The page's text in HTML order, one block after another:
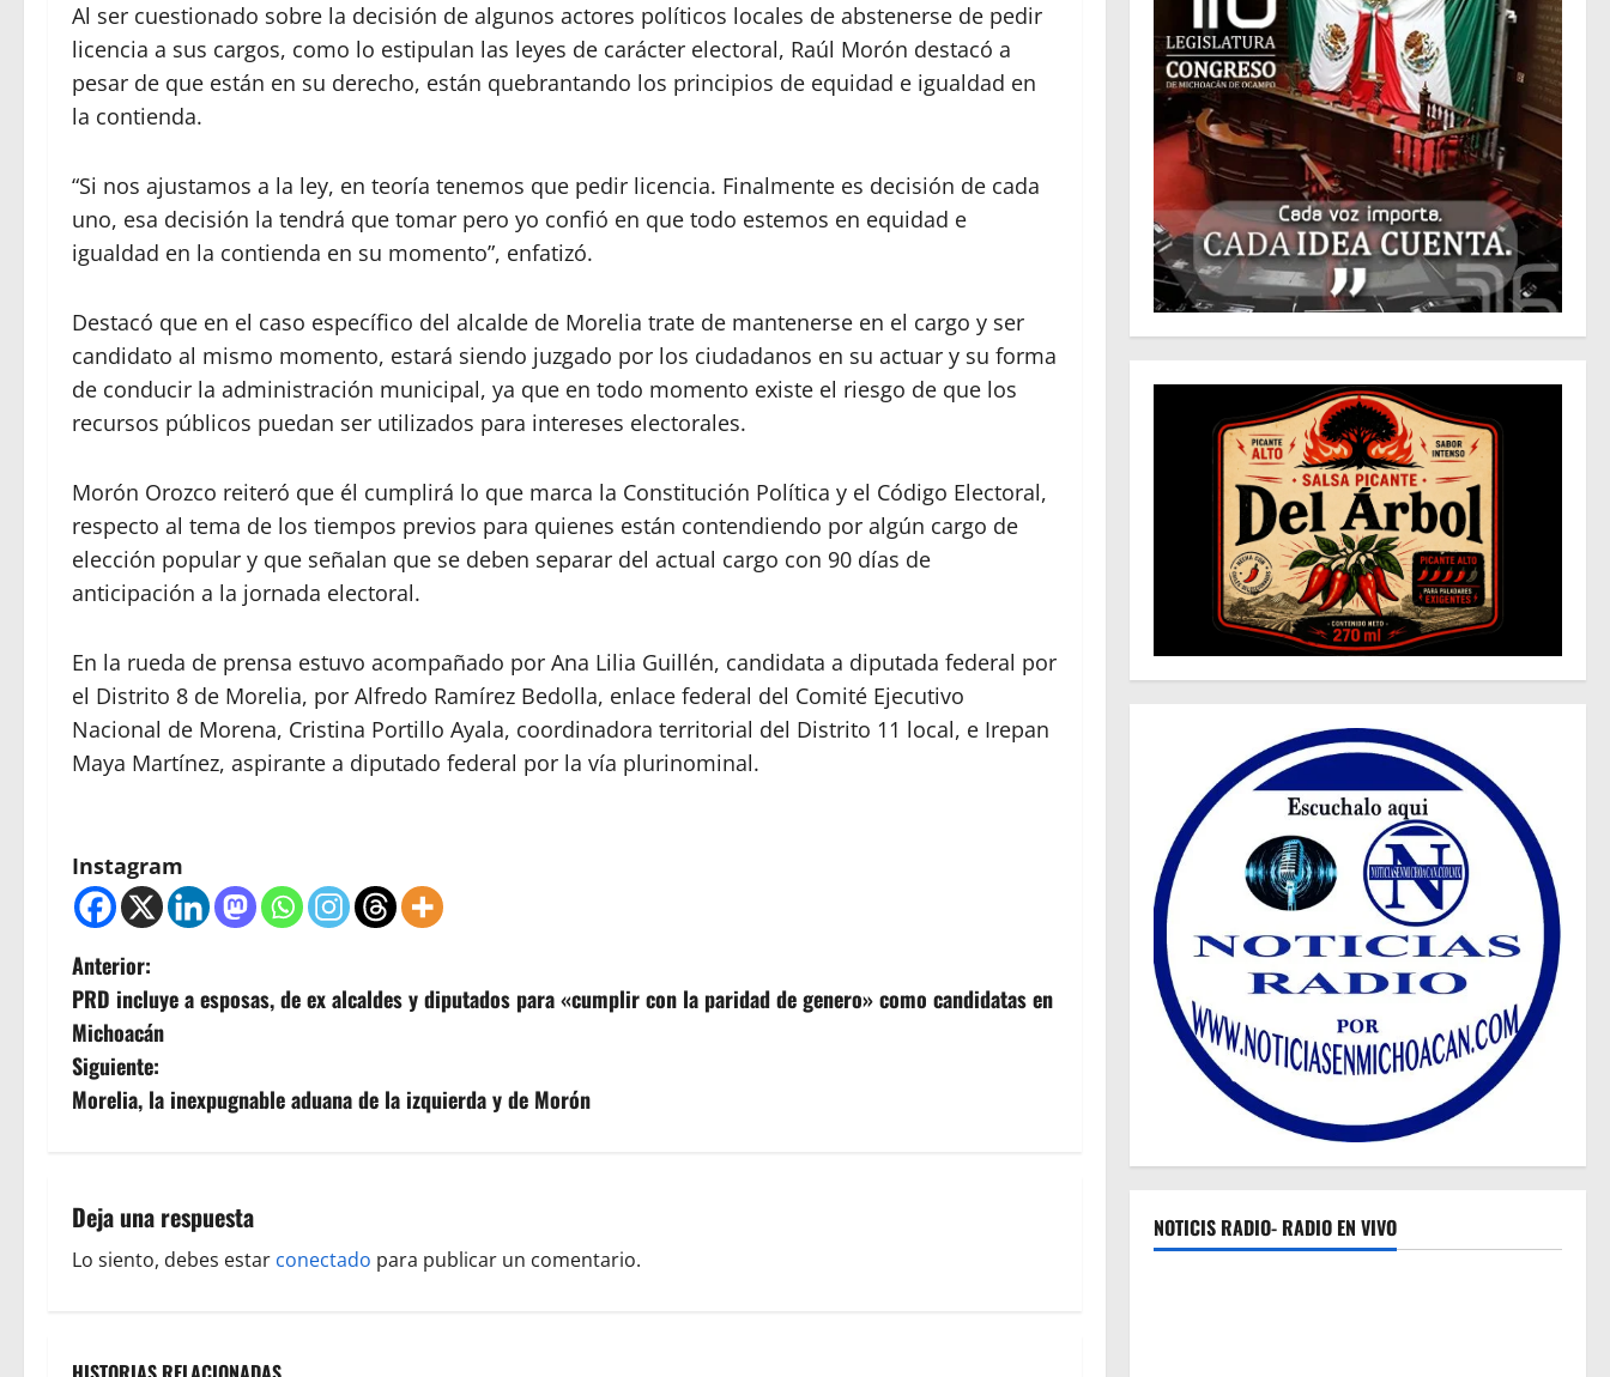
Al ser cuestionado sobre la decisión de algunos actores políticos locales de abstenerse de pedir
licencia a sus cargos, como lo estipulan las leyes de carácter electoral, Raúl Morón destacó a
pesar de que están en su derecho, están quebrantando los principios de equidad e igualdad en
la contienda.
“Si nos ajustamos a la ley, en teoría tenemos que pedir licencia. Finalmente es decisión de cada
uno, esa decisión la tendrá que tomar pero yo confió en que todo estemos en equidad e
igualdad en la contienda en su momento”, enfatizó.
Destacó que en el caso específico del alcalde de Morelia trate de mantenerse en el cargo y ser
candidato al mismo momento, estará siendo juzgado por los ciudadanos en su actuar y su forma
de conducir la administración municipal, ya que en todo momento existe el riesgo de que los
recursos públicos puedan ser utilizados para intereses electorales.
Morón Orozco reiteró que él cumplirá lo que marca la Constitución Política y el Código Electoral,
respecto al tema de los tiempos previos para quienes están contendiendo por algún cargo de
elección popular y que señalan que se deben separar del actual cargo con 90 días de
anticipación a la jornada electoral.
En la rueda de prensa estuvo acompañado por Ana Lilia Guillén, candidata a diputada federal por
el Distrito 8 de Morelia, por Alfredo Ramírez Bedolla, enlace federal del Comité Ejecutivo
Nacional de Morena, Cristina Portillo Ayala, coordinadora territorial del Distrito 11 local, e Irepan
Maya Martínez, aspirante a diputado federal por la vía plurinominal.
Instagram
N
a
v
e
a
c
Anterior:
PRD incluye a esposas, de ex alcaldes y diputados para «cumplir con la paridad de genero» como candidatas en
Michoacán
Siguiente:
Morelia, la inexpugnable aduana de la izquierda y de Morón
Deja una respuesta
Lo siento, debes estar conectado para publicar un comentario.
NOTICIS RADIO- RADIO EN VIVO